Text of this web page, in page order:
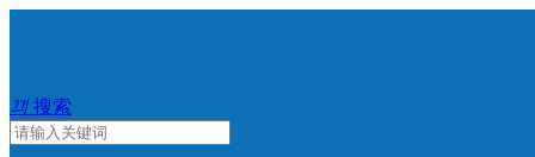
끠 搜索